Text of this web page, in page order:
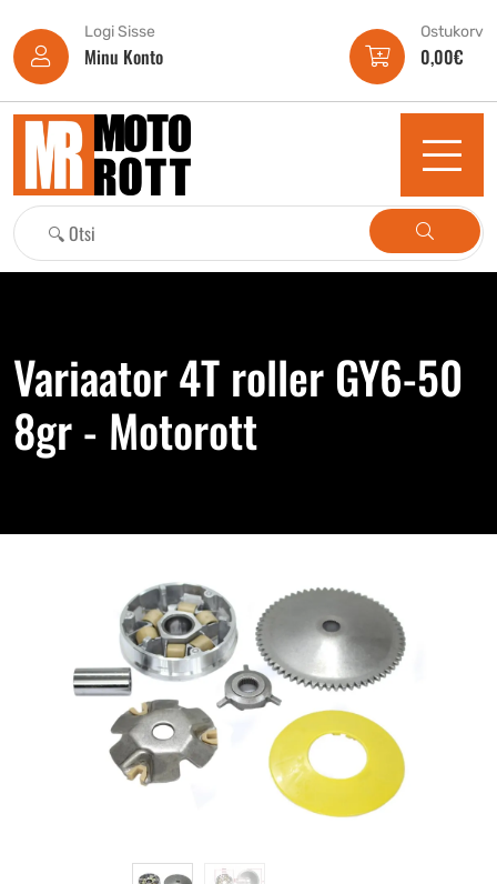
Logi Sisse
Minu Konto
Ostukorv
0,00€
Variaator 4T roller GY6-50
8gr - Motorott